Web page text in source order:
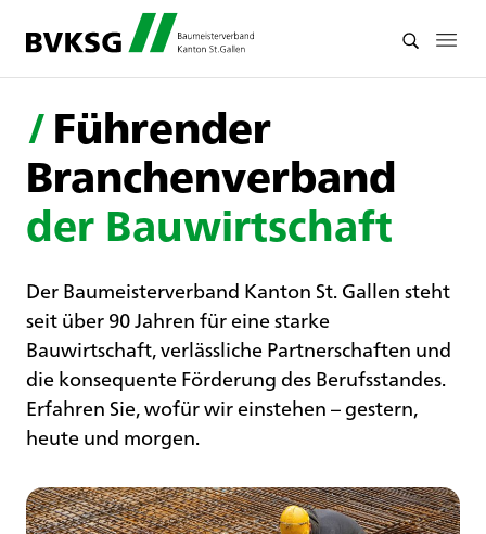
/Führender
Branchenverband
der Bauwirtschaft
Der Baumeisterverband Kanton St. Gallen steht
seit über 90 Jahren für eine starke
Bauwirtschaft, verlässliche Partnerschaften und
die konsequente Förderung des Berufsstandes.
Erfahren Sie, wofür wir einstehen – gestern,
heute und morgen.